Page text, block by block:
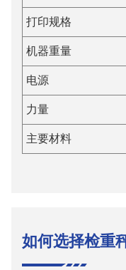
打印规格
机器重量
电源
力量
主要材料
如何选择检重